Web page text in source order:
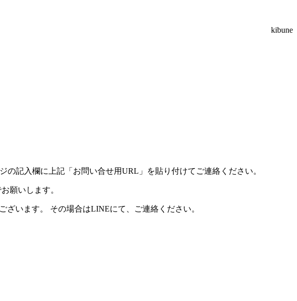
kibune
の記入欄に上記「お問い合せ用URL」を貼り付けてご連絡ください。
願いします。
います。 その場合はLINEにて、ご連絡ください。